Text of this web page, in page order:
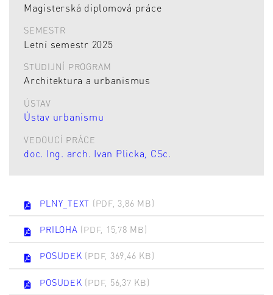
Magisterská diplomová práce
SEMESTR
Letní semestr 2025
STUDIJNÍ PROGRAM
Architektura a urbanismus
ÚSTAV
Ústav urbanismu
VEDOUCÍ PRÁCE
doc. Ing. arch. Ivan Plicka, CSc.
PLNY_TEXT (PDF, 3,86 MB)
PRILOHA (PDF, 15,78 MB)
POSUDEK (PDF, 369,46 KB)
POSUDEK (PDF, 56,37 KB)